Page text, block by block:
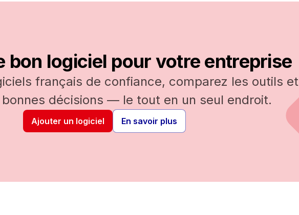
bon logiciel pour votre entreprise
français de confiance, comparez les outils et
décisions — le tout en un seul endroit.
Ajouter un logiciel En savoir plus